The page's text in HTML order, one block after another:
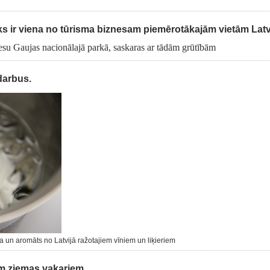
ir viena no tūrisma biznesam piemērotākajām vietām
Gaujas nacionālajā parkā, saskaras ar tādām grūtībām
un aromāts no Latvijā ražotajiem vīniem un liķieriem